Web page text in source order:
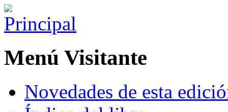
Menú Visitante
Novedades de esta